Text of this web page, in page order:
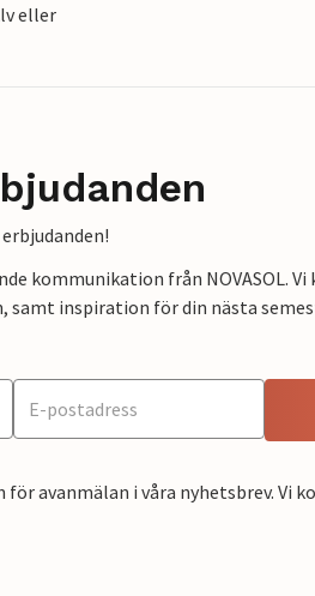
eller
kommunikation från NOVASOL.
samt inspiration för din nästa
avanmälan i våra nyhetsbrev. Vi